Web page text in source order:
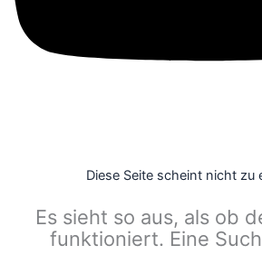
Diese Seite scheint nicht zu
Es sieht so aus, als ob
funktioniert. Eine